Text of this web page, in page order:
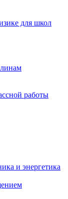
для школ
работы
и энергетика